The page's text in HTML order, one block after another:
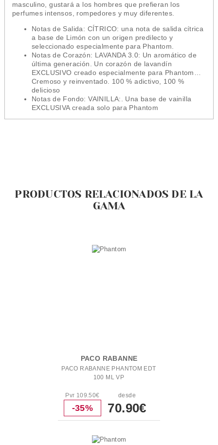
masculino, gustará a los hombres que prefieran los
perfumes intensos, rompedores y muy diferentes.
Notas de Salida: CÍTRICO: una nota de salida cítrica
a base de Limón con un origen predilecto y
seleccionado especialmente para Phantom
Notas de Corazón: LAVANDA 3.0: Un aromático de
última generación. Un corazón de lavandín
EXCLUSIVO creado especialmente para Phantom
Cremoso y reinventado. 100 % adictivo, 100 %
delicioso
Notas de Fondo: VAINILLA:. Una base de vainilla
EXCLUSIVA creada solo para Phantom
PRODUCTOS RELACIONADOS DE LA
GAMA
PACO RABANNE
PACO RABANNE PHANTOM EDT
100 ML VP
Pvr 109.50€
-35%
desde
70.90€